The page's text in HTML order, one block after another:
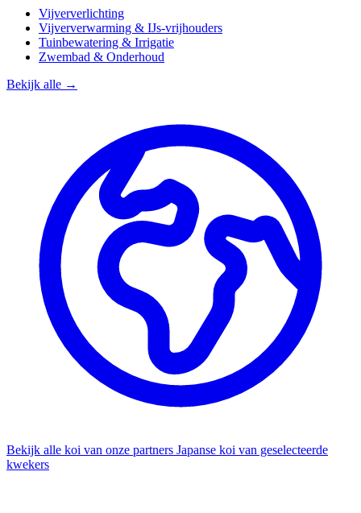
Vijververlichting
Vijververwarming & IJs-vrijhouders
Tuinbewatering & Irrigatie
Zwembad & Onderhoud
Bekijk alle →
Bekijk alle koi van onze partners Japanse koi van geselecteerde
kwekers